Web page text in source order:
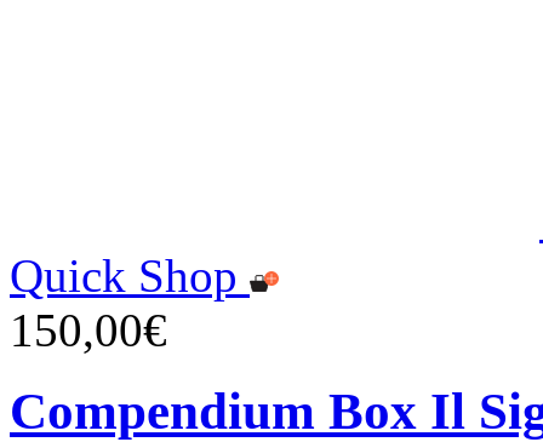
Quick Shop
150,00€
Compendium Box Il